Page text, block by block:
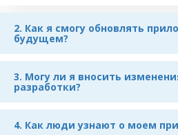
2. Как я смогу обновлять
будущем?
3. Могу ли я вносить
разработки?
4. Как люди узнают о моем